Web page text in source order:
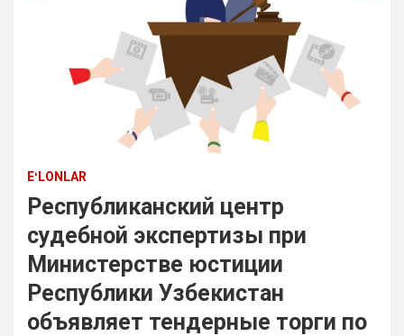
EʻLONLAR
Республиканский центр
судебной экспертизы при
Министерстве юстиции
Республики Узбекистан
объявляет тендерные торги по